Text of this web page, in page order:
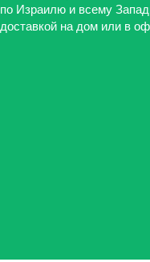
по Израилю и всему
доставкой на дом или в